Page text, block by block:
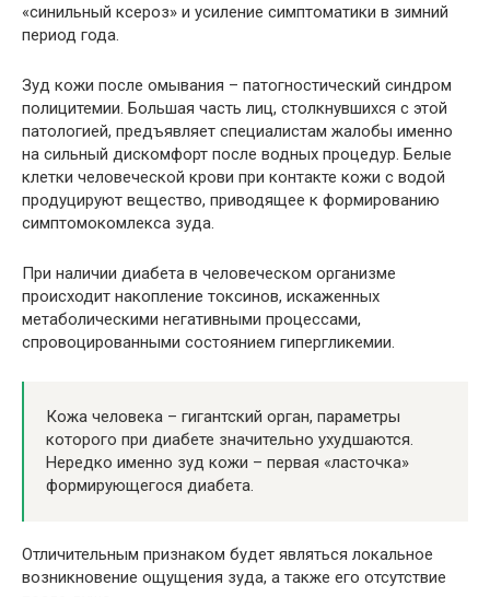
«синильный ксероз» и усиление симптоматики в зимний
период года.
Зуд кожи после омывания – патогностический синдром
полицитемии. Большая часть лиц, столкнувшихся с этой
патологией, предъявляет специалистам жалобы именно
на сильный дискомфорт после водных процедур. Белые
клетки человеческой крови при контакте кожи с водой
продуцируют вещество, приводящее к формированию
симптомокомлекса зуда.
При наличии диабета в человеческом организме
происходит накопление токсинов, искаженных
метаболическими негативными процессами,
спровоцированными состоянием гипергликемии.
Кожа человека – гигантский орган, параметры
которого при диабете значительно ухудшаются.
Нередко именно зуд кожи – первая «ласточка»
формирующегося диабета.
Отличительным признаком будет являться локальное
возникновение ощущения зуда, а также его отсутствие